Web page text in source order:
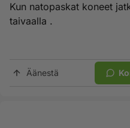
Kun natopaskat koneet
taivaalla .
Äänestä